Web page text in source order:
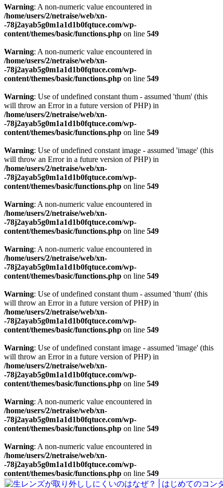
Warning: A non-numeric value encountered in
/home/users/2/netraise/web/xn-
-78j2ayab5g0m1a1d1b0fqtuce.com/wp-
content/themes/basic/functions.php on line 549
Warning: A non-numeric value encountered in
/home/users/2/netraise/web/xn-
-78j2ayab5g0m1a1d1b0fqtuce.com/wp-
content/themes/basic/functions.php on line 549
Warning: Use of undefined constant thum - assumed 'thum' (this
will throw an Error in a future version of PHP) in
/home/users/2/netraise/web/xn-
-78j2ayab5g0m1a1d1b0fqtuce.com/wp-
content/themes/basic/functions.php on line 549
Warning: Use of undefined constant image - assumed 'image' (this
will throw an Error in a future version of PHP) in
/home/users/2/netraise/web/xn-
-78j2ayab5g0m1a1d1b0fqtuce.com/wp-
content/themes/basic/functions.php on line 549
Warning: A non-numeric value encountered in
/home/users/2/netraise/web/xn-
-78j2ayab5g0m1a1d1b0fqtuce.com/wp-
content/themes/basic/functions.php on line 549
Warning: A non-numeric value encountered in
/home/users/2/netraise/web/xn-
-78j2ayab5g0m1a1d1b0fqtuce.com/wp-
content/themes/basic/functions.php on line 549
Warning: Use of undefined constant thum - assumed 'thum' (this
will throw an Error in a future version of PHP) in
/home/users/2/netraise/web/xn-
-78j2ayab5g0m1a1d1b0fqtuce.com/wp-
content/themes/basic/functions.php on line 549
Warning: Use of undefined constant image - assumed 'image' (this
will throw an Error in a future version of PHP) in
/home/users/2/netraise/web/xn-
-78j2ayab5g0m1a1d1b0fqtuce.com/wp-
content/themes/basic/functions.php on line 549
Warning: A non-numeric value encountered in
/home/users/2/netraise/web/xn-
-78j2ayab5g0m1a1d1b0fqtuce.com/wp-
content/themes/basic/functions.php on line 549
Warning: A non-numeric value encountered in
/home/users/2/netraise/web/xn-
-78j2ayab5g0m1a1d1b0fqtuce.com/wp-
content/themes/basic/functions.php on line 549